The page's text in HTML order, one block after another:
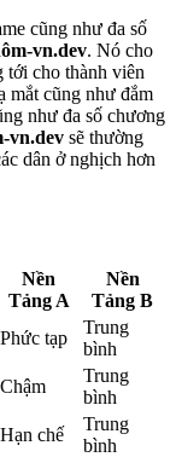
cũng như đa số
vn.dev. Nó cho
tới cho thành viên
mắt cũng như đắm
như đa số chương
vn.dev sẽ thường
dân ở nghịch hơn
Nền
Tảng A
Nền
Tảng B
Phức tạp
Trung
bình
Chậm
Trung
bình
Hạn chế
Trung
bình